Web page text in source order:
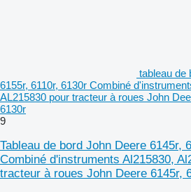
tableau de
6155r, 6110r, 6130r Combiné
AL215830 pour tracteur à roues John
6130r
9
Tableau de bord John Deere 6145r,
Combiné d'instruments Al215830,
tracteur à roues John Deere 6145r,